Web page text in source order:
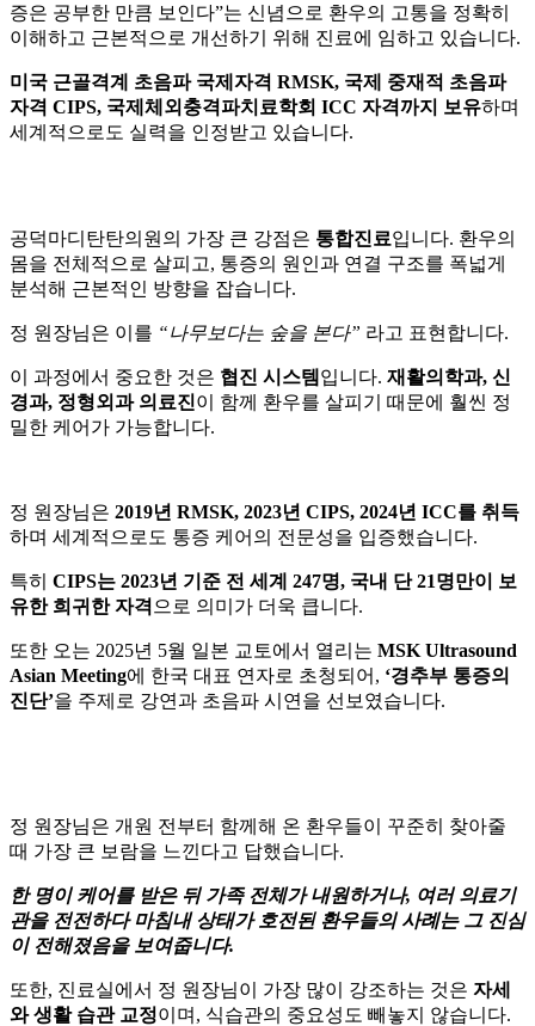
증은 공부한 만큼 보인다”는 신념으로 환우의 고통을 정확히
이해하고 근본적으로 개선하기 위해 진료에 임하고 있습니다.
미국 근골격계 초음파 국제자격 RMSK, 국제 중재적 초음파
자격 CIPS, 국제체외충격파치료학회 ICC 자격까지 보유하며
세계적으로도 실력을 인정받고 있습니다.
공덕마디탄탄의원의 가장 큰 강점은 통합진료입니다. 환우의
몸을 전체적으로 살피고, 통증의 원인과 연결 구조를 폭넓게
분석해 근본적인 방향을 잡습니다.
정 원장님은 이를 “나무보다는 숲을 본다” 라고 표현합니다.
이 과정에서 중요한 것은 협진 시스템 입니다. 재활의학과, 신
경과, 정형외과 의료진이 함께 환우를 살피기 때문에 훨씬 정
밀한 케어가 가능합니다.
정 원장님은 2019년 RMSK, 2023년 CIPS, 2024년 ICC를 취득
하며 세계적으로도 통증 케어의 전문성을 입증했습니다.
특히 CIPS는 2023년 기준 전 세계 247명, 국내 단 21명만이 보
유한 희귀한 자격 으로 의미가 더욱 큽니다.
또한 오는 2025년 5월 일본 교토에서 열리는 MSK Ultrasound
Asian Meeting에 한국 대표 연자로 초청되어, ‘경추부 통증의
진단’을 주제로 강연과 초음파 시연을 선보였습니다.
정 원장님은 개원 전부터 함께해 온 환우들이 꾸준히 찾아줄
때 가장 큰 보람을 느낀다고 답했습니다.
한 명이 케어를 받은 뒤 가족 전체가 내원하거나, 여러 의료기
관을 전전하다 마침내 상태가 호전된 환우들의 사례는 그 진심
이 전해졌음을 보여줍니다.
또한, 진료실에서 정 원장님이 가장 많이 강조하는 것은 자세
와 생활 습관 교정이며, 식습관의 중요성도 빼놓지 않습니다.